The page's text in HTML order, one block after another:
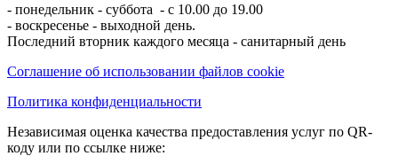
- понедельник - суббота - с 10.00 до 19.00
- воскресенье - выходной день.
Последний вторник каждого месяца - санитарный день
Соглашение об использовании файлов cookie
Политика конфиденциальности
Независимая оценка качества предоставления услуг по QR-
коду или по ссылке ниже: